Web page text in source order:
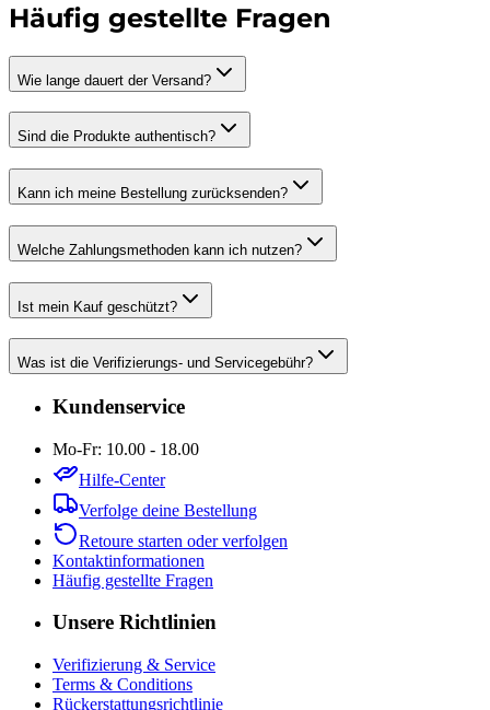
Häufig gestellte Fragen
Wie lange dauert der Versand?
Sind die Produkte authentisch?
Kann ich meine Bestellung zurücksenden?
Welche Zahlungsmethoden kann ich nutzen?
Ist mein Kauf geschützt?
Was ist die Verifizierungs- und Servicegebühr?
Kundenservice
Mo-Fr: 10.00 - 18.00
Hilfe-Center
Verfolge deine Bestellung
Retoure starten oder verfolgen
Kontaktinformationen
Häufig gestellte Fragen
Unsere Richtlinien
Verifizierung & Service
Terms & Conditions
Rückerstattungsrichtlinie